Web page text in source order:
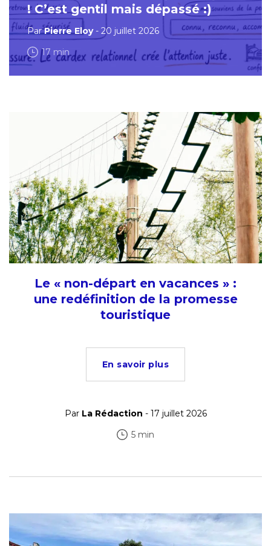
! C’est gentil mais dépassé :)
ParPierre Eloy- 20 juillet 2026
17 min
Le « non-départ en vacances » :
une redéfinition de la promesse
touristique
En savoir plus
Par La Rédaction - 17 juillet 2026
5 min